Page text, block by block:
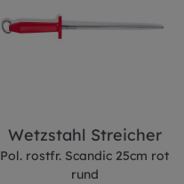
Wetzstahl Streicher
Pol. rostfr. Scandic 25cm rot
rund